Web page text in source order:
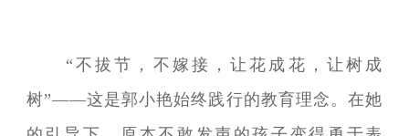
“不拔节，不嫁接，让花成花，让树成
树”——这是郭小艳始终践行的教育理念。在她